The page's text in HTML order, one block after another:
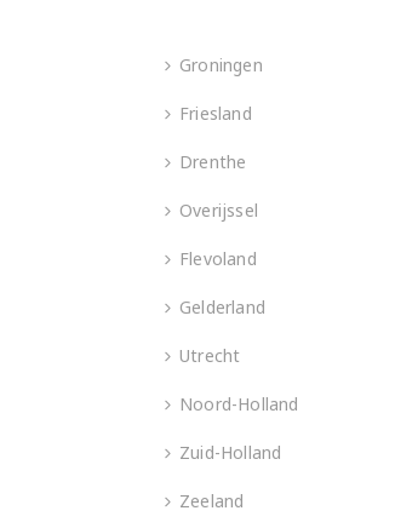
Groningen
Friesland
Drenthe
Overijssel
Flevoland
Gelderland
Utrecht
Noord-Holland
Zuid-Holland
Zeeland